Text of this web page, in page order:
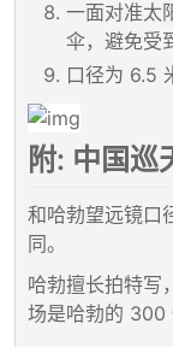
一面对准太
伞，避免受
口径为 6.5
附: 中国巡
和哈勃望远镜口
同。
哈勃擅长拍特写
场是哈勃的 300